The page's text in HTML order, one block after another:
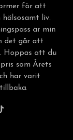
för att
liv.
är min
det går att
Hoppas att du
som Årets
har varit